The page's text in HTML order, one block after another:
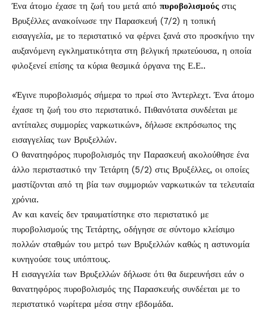
Ένα άτομο έχασε τη ζωή του μετά από πυροβολισμούςστις
Βρυξέλλες ανακοίνωσε την Παρασκευή (7/2) η τοπική
εισαγγελία, με το περιστατικό να φέρνει ξανά στο προσκήνιο την
αυξανόμενη εγκληματικότητα στη βελγική πρωτεύουσα, η οποία
φιλοξενεί επίσης τα κύρια θεσμικά όργανα της Ε.Ε..
«Έγινε πυροβολισμός σήμερα το πρωί στο Άντερλεχτ. Ένα άτομο
έχασε τη ζωή του στο περιστατικό. Πιθανότατα συνδέεται με
αντίπαλες συμμορίες ναρκωτικών», δήλωσε εκπρόσωπος της
εισαγγελίας των Βρυξελλών.
Ο θανατηφόρος πυροβολισμός την Παρασκευή ακολούθησε ένα
άλλο περισταστικό την Τετάρτη (5/2) στις Βρυξέλλες, οι οποίες
μαστίζονται από τη βία των συμμοριών ναρκωτικών τα τελευταία
χρόνια.
Αν και κανείς δεν τραυματίστηκε στο περιστατικό με
πυροβολισμούς της Τετάρτης, οδήγησε σε σύντομο κλείσιμο
πολλών σταθμών του μετρό των Βρυξελλών καθώς η αστυνομία
κυνηγούσε τους υπόπτους.
Η εισαγγελία των Βρυξελλών δήλωσε ότι θα διερευνήσει εάν ο
θανατηφόρος πυροβολισμός της Παρασκευής συνδέεται με το
περιστατικό νωρίτερα μέσα στην εβδομάδα.